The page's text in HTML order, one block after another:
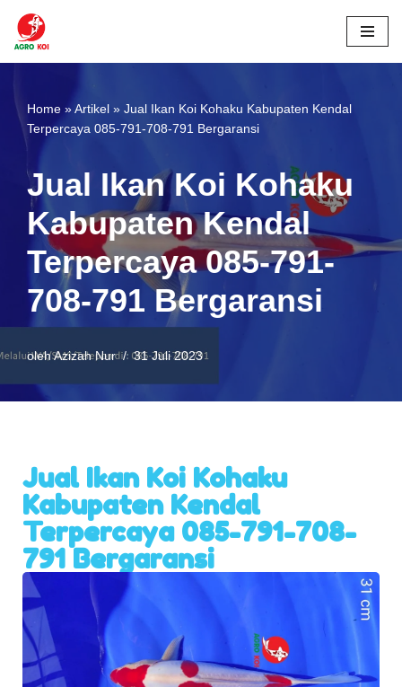
Lompat
Home »Artikel » Jual Ikan Koi Kohaku Kabupaten Kendal
Terpercaya 085-791-708-791 Bergaransi
Jual Ikan Koi Kohaku
Kabupaten Kendal
Terpercaya 085-791-
708-791 Bergaransi
olehAzizah Nur 31 Juli 2023
Jual Ikan Koi Kohaku
Kabupaten Kendal
Terpercaya 085-791-708-
791 Bergaransi